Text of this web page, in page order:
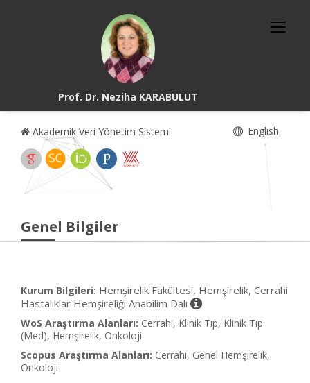
Prof. Dr. Neziha KARABULUT
Akademik Veri Yönetim Sistemi English
Genel Bilgiler
Kurum Bilgileri: Hemşirelik Fakültesi, Hemşirelik, Cerrahi
Hastalıklar Hemşireliği Anabilim Dalı
WoS Araştırma Alanları: Cerrahi, Klinik Tıp, Klinik Tıp
(Med), Hemşirelik, Onkoloji
Scopus Araştırma Alanları: Cerrahi, Genel Hemşirelik,
Onkoloji